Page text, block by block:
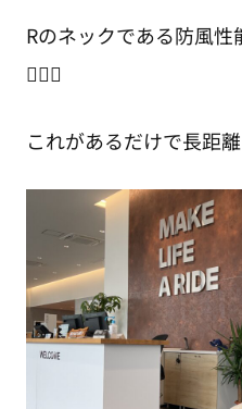
Rのネックである防風
🙆🏻‍♂️
これがあるだけで長距